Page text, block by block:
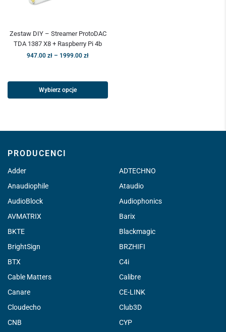
Zestaw DIY – Streamer ProtoDAC
TDA 1387 X8 + Raspberry Pi 4b
947.00 zł – 1999.00 zł
Wybierz opcje
PRODUCENCI
Adder
ADTECHNO
Anaudiophile
Ataudio
AudioBlock
Audiophonics
AVMATRIX
Barix
BKTE
Blackmagic
BrightSign
BRZHIFI
BTX
C4i
Cable Matters
Calibre
Canare
CE-LINK
Cloudecho
Club3D
CNB
CYP